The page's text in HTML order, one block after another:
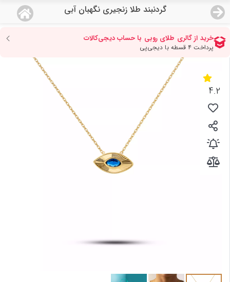
گردنبند طلا زنجیری نگهبان آبی
منو
صفحه اصلی
دسته بندی محصولات
نمایندگی ها
مجله روبی
درباره ما
4.2